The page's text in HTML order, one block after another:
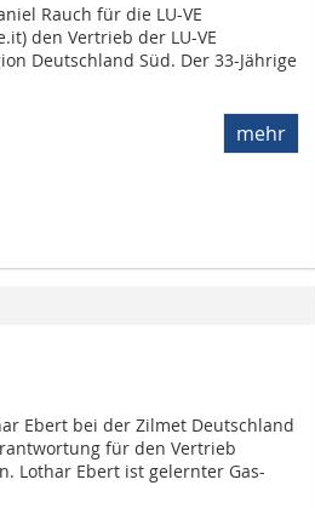
Rauch für die LU-VE
den Vertrieb der LU-VE
Deutschland Süd. Der 33-Jährige
mehr
Ebert bei der Zilmet Deutschland
für den Vertrieb
Lothar Ebert ist gelernter Gas-